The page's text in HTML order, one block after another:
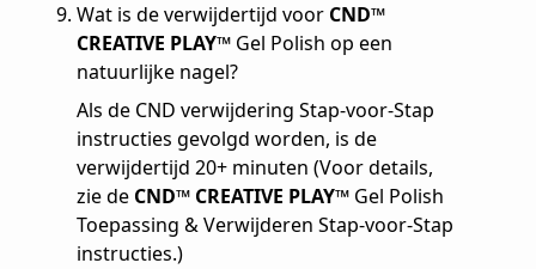
Wat is de verwijdertijd voor CND™
CREATIVE PLAY™ Gel Polish op een
natuurlijke nagel?
Als de CND verwijdering Stap-voor-Stap
instructies gevolgd worden, is de
verwijdertijd 20+ minuten (Voor details,
zie de CND™ CREATIVE PLAY™ Gel Polish
Toepassing & Verwijderen Stap-voor-Stap
instructies.)